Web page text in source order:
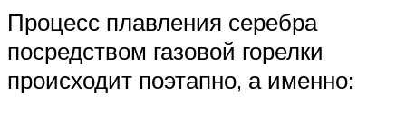
Процесс плавления серебра
посредством газовой горелки
происходит поэтапно, а именно: